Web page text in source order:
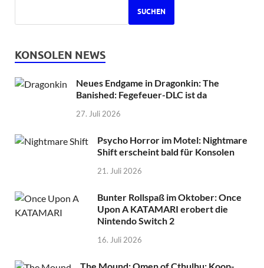
SUCHEN
KONSOLEN NEWS
Neues Endgame in Dragonkin: The
Banished: Fegefeuer-DLC ist da
27. Juli 2026
Psycho Horror im Motel: Nightmare
Shift erscheint bald für Konsolen
21. Juli 2026
Bunter Rollspaß im Oktober: Once
Upon A KATAMARI erobert die
Nintendo Switch 2
16. Juli 2026
The Mound: Omen of Cthulhu: Koop-